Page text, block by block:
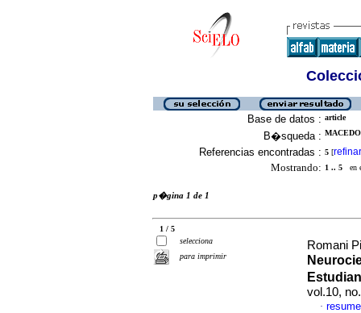
Base de datos : article
B�squeda :
Referencias encontradas : 5 [refinar
Mostrando: 1 .. 5 en
p�gina 1 de 1
1 / 5
selecciona
para imprimir
Romani
vol.10,
·